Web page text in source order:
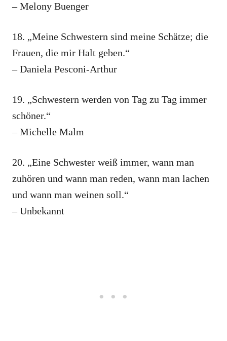
– Melony Buenger
18. „Meine Schwestern sind meine Schätze; die
Frauen, die mir Halt geben.“
– Daniela Pesconi-Arthur
19. „Schwestern werden von Tag zu Tag immer
schöner.“
– Michelle Malm
20. „Eine Schwester weiß immer, wann man
zuhören und wann man reden, wann man lachen
und wann man weinen soll.“
– Unbekannt